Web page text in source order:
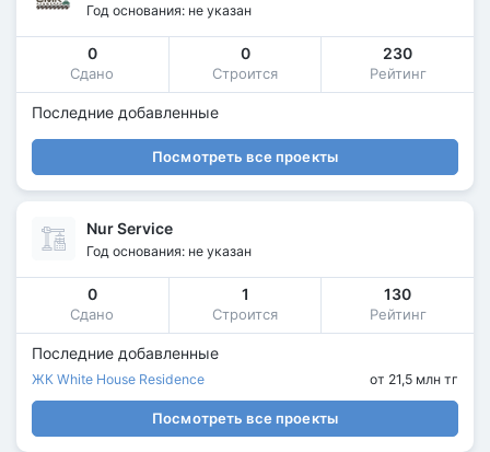
Год основания: не указан
0
Сдано
0
Строится
230
Рейтинг
Последние добавленные
Посмотреть все проекты
Nur Service
Год основания: не указан
0
Сдано
1
Строится
130
Рейтинг
Последние добавленные
ЖК White House Residence от 21,5 млн тг
Посмотреть все проекты